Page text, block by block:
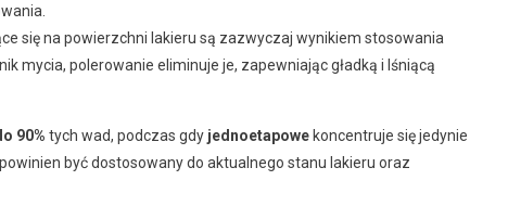
się na powierzchni lakieru są zazwyczaj wynikiem stosowania
mycia, polerowanie eliminuje je, zapewniając gładką i lśniącą
90% tych wad, podczas gdy jednoetapowe koncentruje się jedynie
być dostosowany do aktualnego stanu lakieru oraz